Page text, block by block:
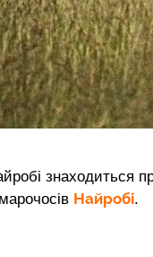
знаходиться
Найробі.